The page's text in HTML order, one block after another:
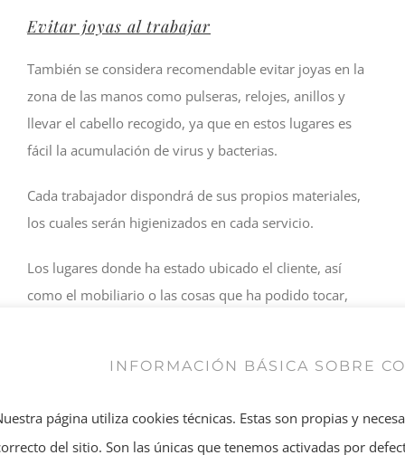
Evitar joyas al trabajar
También se considera recomendable evitar joyas en la
zona de las manos como pulseras, relojes, anillos y
llevar el cabello recogido, ya que en estos lugares es
fácil la acumulación de virus y bacterias.
Cada trabajador dispondrá de sus propios materiales,
los cuales serán higienizados en cada servicio.
Los lugares donde ha estado ubicado el cliente, así
como el mobiliario o las cosas que ha podido tocar,
Las batas desechables
INFORMACIÓN BÁSICA SOBRE
página utiliza cookies técnicas. Estas son propias y
del sitio. Son las únicas que tenemos activadas por